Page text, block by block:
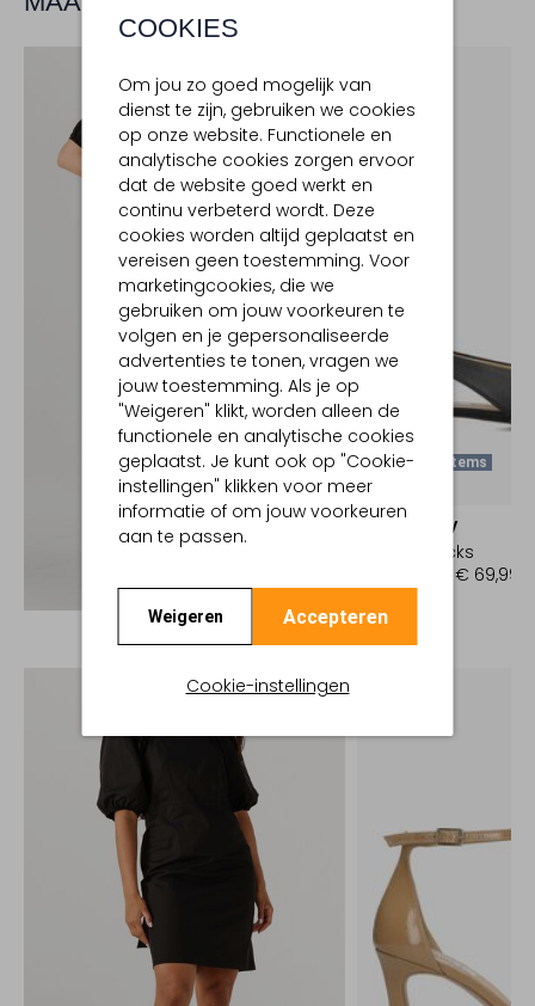
COOKIES
Om jou zo goed mogelijk van
dienst te zijn, gebruiken we cookies
op onze website. Functionele en
analytische cookies zorgen ervoor
dat de website goed werkt en
continu verbeterd wordt. Deze
cookies worden altijd geplaatst en
vereisen geen toestemming. Voor
marketingcookies, die we
gebruiken om jouw voorkeuren te
volgen en je gepersonaliseerde
advertenties te tonen, vragen we
jouw toestemming. Als je op
"Weigeren" klikt, worden alleen de
functionele en analytische cookies
geplaatst. Je kunt ook op "Cookie-
instellingen" klikken voor meer
informatie of om jouw voorkeuren
aan te passen.
Weigeren Accepteren
Cookie-instellingen
Ontdek de look
Laatste Items
NOTRE-V
Slingbacks
€ 69,99